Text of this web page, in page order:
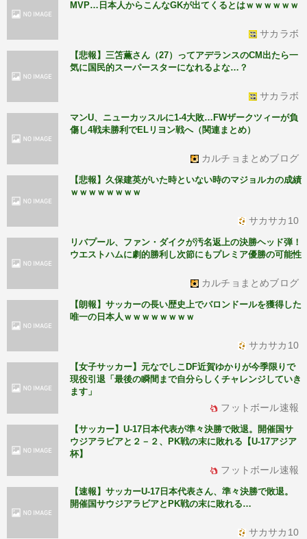
MVP…日本人からこんなGKが出てくるとはｗｗｗｗｗｗ
サカラボ
【悲報】三笘薫さん（27）ってアデランスのCM出たら一
気に国民的スーパースターになれるよな…？
サカラボ
マンU、ニューカッスルに1-4大敗…FWザークツィーが負
傷し4戦未勝利でELリヨン戦へ（関連まとめ）
カルチョまとめブログ
【悲報】久保建英がいた時といない時のマジョルカの成績
ｗｗｗｗｗｗｗｗ
サカサカ10
リバプール、ファン・ダイクが汚名返上の決勝ヘッド弾！
ウエストハムに劇的勝利し次節にもプレミア優勝の可能性
カルチョまとめブログ
【朗報】サッカーの長い歴史上でバロンドールを獲得した
唯一の日本人ｗｗｗｗｗｗｗｗ
サカサカ10
【女子サッカー】元なでしこDF近賀ゆかりが今季限りで
現役引退「最後の瞬間まで自分らしくチャレンジしていき
ます」
フットボール速報
【サッカー】U-17日本代表が準々決勝で敗退。開催国サ
ウジアラビアと２－２、PK戦の末に敗れる【U-17アジア
杯】
フットボール速報
【速報】サッカーU-17日本代表さん、準々決勝で敗退。
開催国サウジアラビアとPK戦の末に敗れる…
サカサカ10